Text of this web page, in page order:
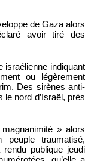
de Gaza alors
avoir tiré des
israélienne indiquant
ou légèrement
Des sirènes anti-
nord d’Israël, près
» alors
peuple traumatisé,
publique jeudi